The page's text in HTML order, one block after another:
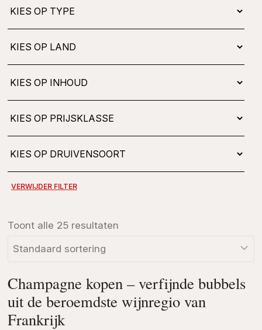
Kies
Toont alle 25 resultaten
Champagne kopen – verfijnde bubbels
uit de beroemdste wijnregio van
Frankrijk